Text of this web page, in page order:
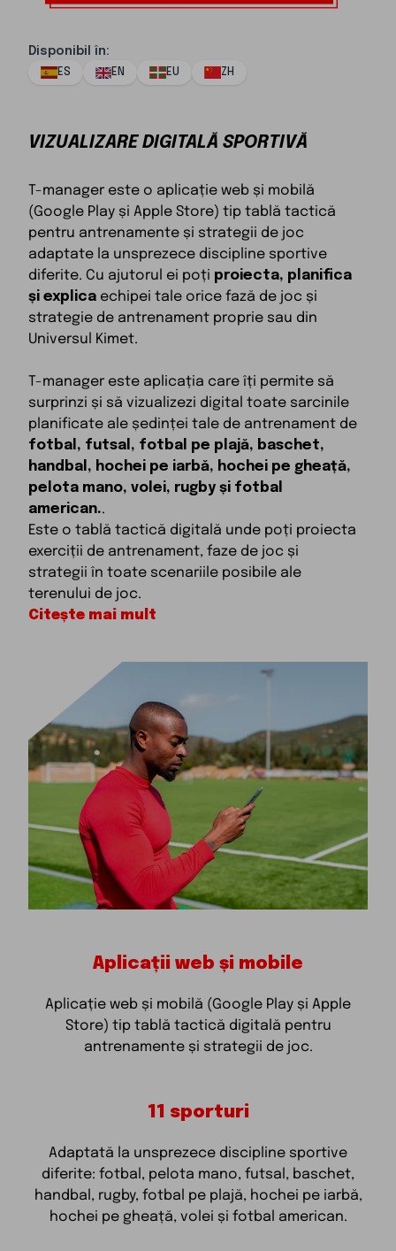
Disponibil în:
ES EN EU ZH
VIZUALIZARE DIGITALĂ SPORTIVĂ
T-manager este o aplicație web și mobilă
(Google Play și Apple Store) tip tablă tactică
pentru antrenamente și strategii de joc
adaptate la unsprezece discipline sportive
diferite. Cu ajutorul ei poți proiecta, planifica
și explica echipei tale orice fază de joc și
strategie de antrenament proprie sau din
Universul Kimet.
T-manager este aplicația care îți permite să
surprinzi și să vizualizezi digital toate sarcinile
planificate ale ședinței tale de antrenament de
fotbal, futsal, fotbal pe plajă, baschet,
handbal, hochei pe iarbă, hochei pe gheață,
pelota mano, volei, rugby și fotbal
american..
Este o tablă tactică digitală unde poți proiecta
exerciții de antrenament, faze de joc și
strategii în toate scenariile posibile ale
terenului de joc.
Citește mai mult
Aplicații web și mobile
Aplicație web și mobilă (Google Play și Apple
Store) tip tablă tactică digitală pentru
antrenamente și strategii de joc.
11 sporturi
Adaptată la unsprezece discipline sportive
diferite: fotbal, pelota mano, futsal, baschet,
handbal, rugby, fotbal pe plajă, hochei pe iarbă,
hochei pe gheață, volei și fotbal american.